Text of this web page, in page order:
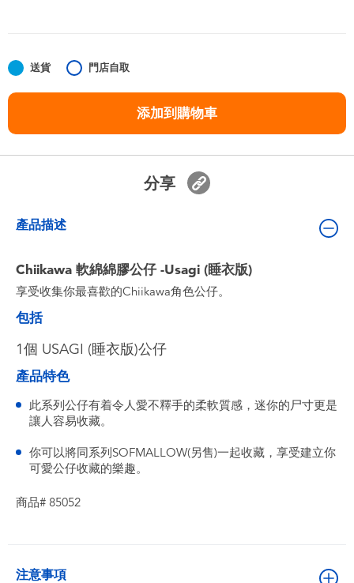
任天堂 Switch
送貨 門店自取
添加到購物車
分享
產品描述
Chiikawa 軟綿綿膠公仔 -Usagi (睡衣版)
享受收集你最喜歡的Chiikawa角色公仔。
包括
1個 USAGI (睡衣版)公仔
產品特色
此系列公仔有着令人愛不釋手的柔軟質感，迷你的尸寸更是
讓人容易收藏。
你可以將同系列SOFMALLOW(另售)一起收藏，享受建立你
可愛公仔收藏的樂趣。
商品# 85052
注意事項